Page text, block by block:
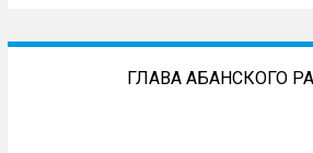
ГЛАВА АБАНСКОГО